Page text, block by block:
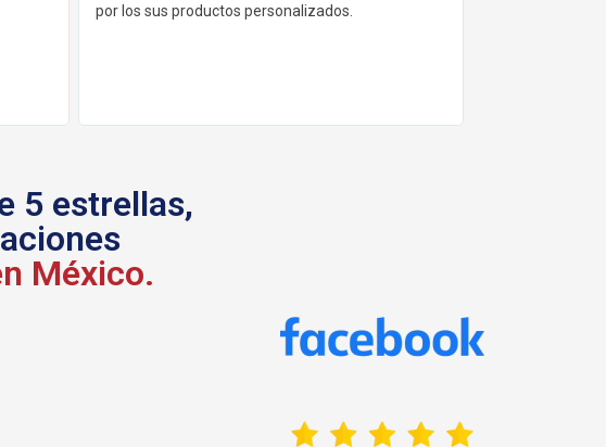
los sus productos personalizados.
5 estrellas,
México.